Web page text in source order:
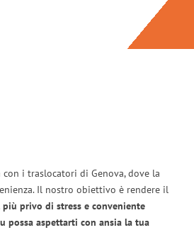
i traslocatori di Genova, dove la
Il nostro obiettivo è rendere il
privo di stress e conveniente
possa aspettarti con ansia la tua